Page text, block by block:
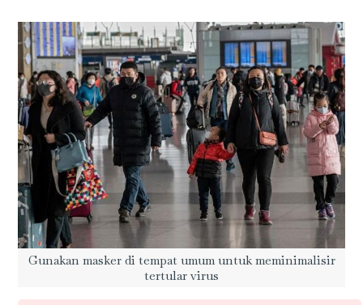
Gunakan masker di tempat umum untuk meminimalisir
tertular virus